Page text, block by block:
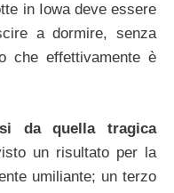
in Iowa deve essere
a dormire, senza
che effettivamente è
da quella tragica
un risultato per la
umiliante; un terzo